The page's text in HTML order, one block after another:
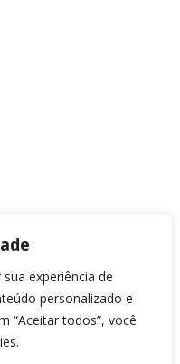
experiência de
personalizado e
“Aceitar todos”, você